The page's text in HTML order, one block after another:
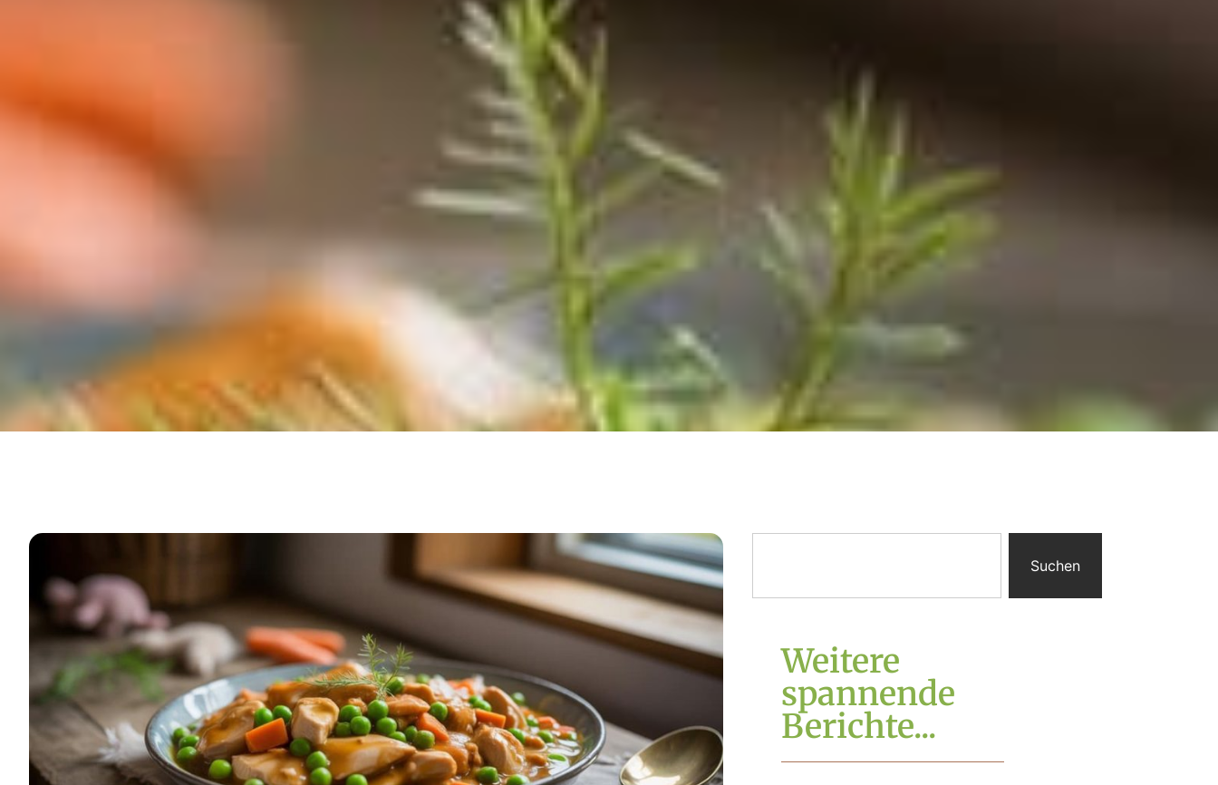
Suchen
Weitere
spannende
Berichte...